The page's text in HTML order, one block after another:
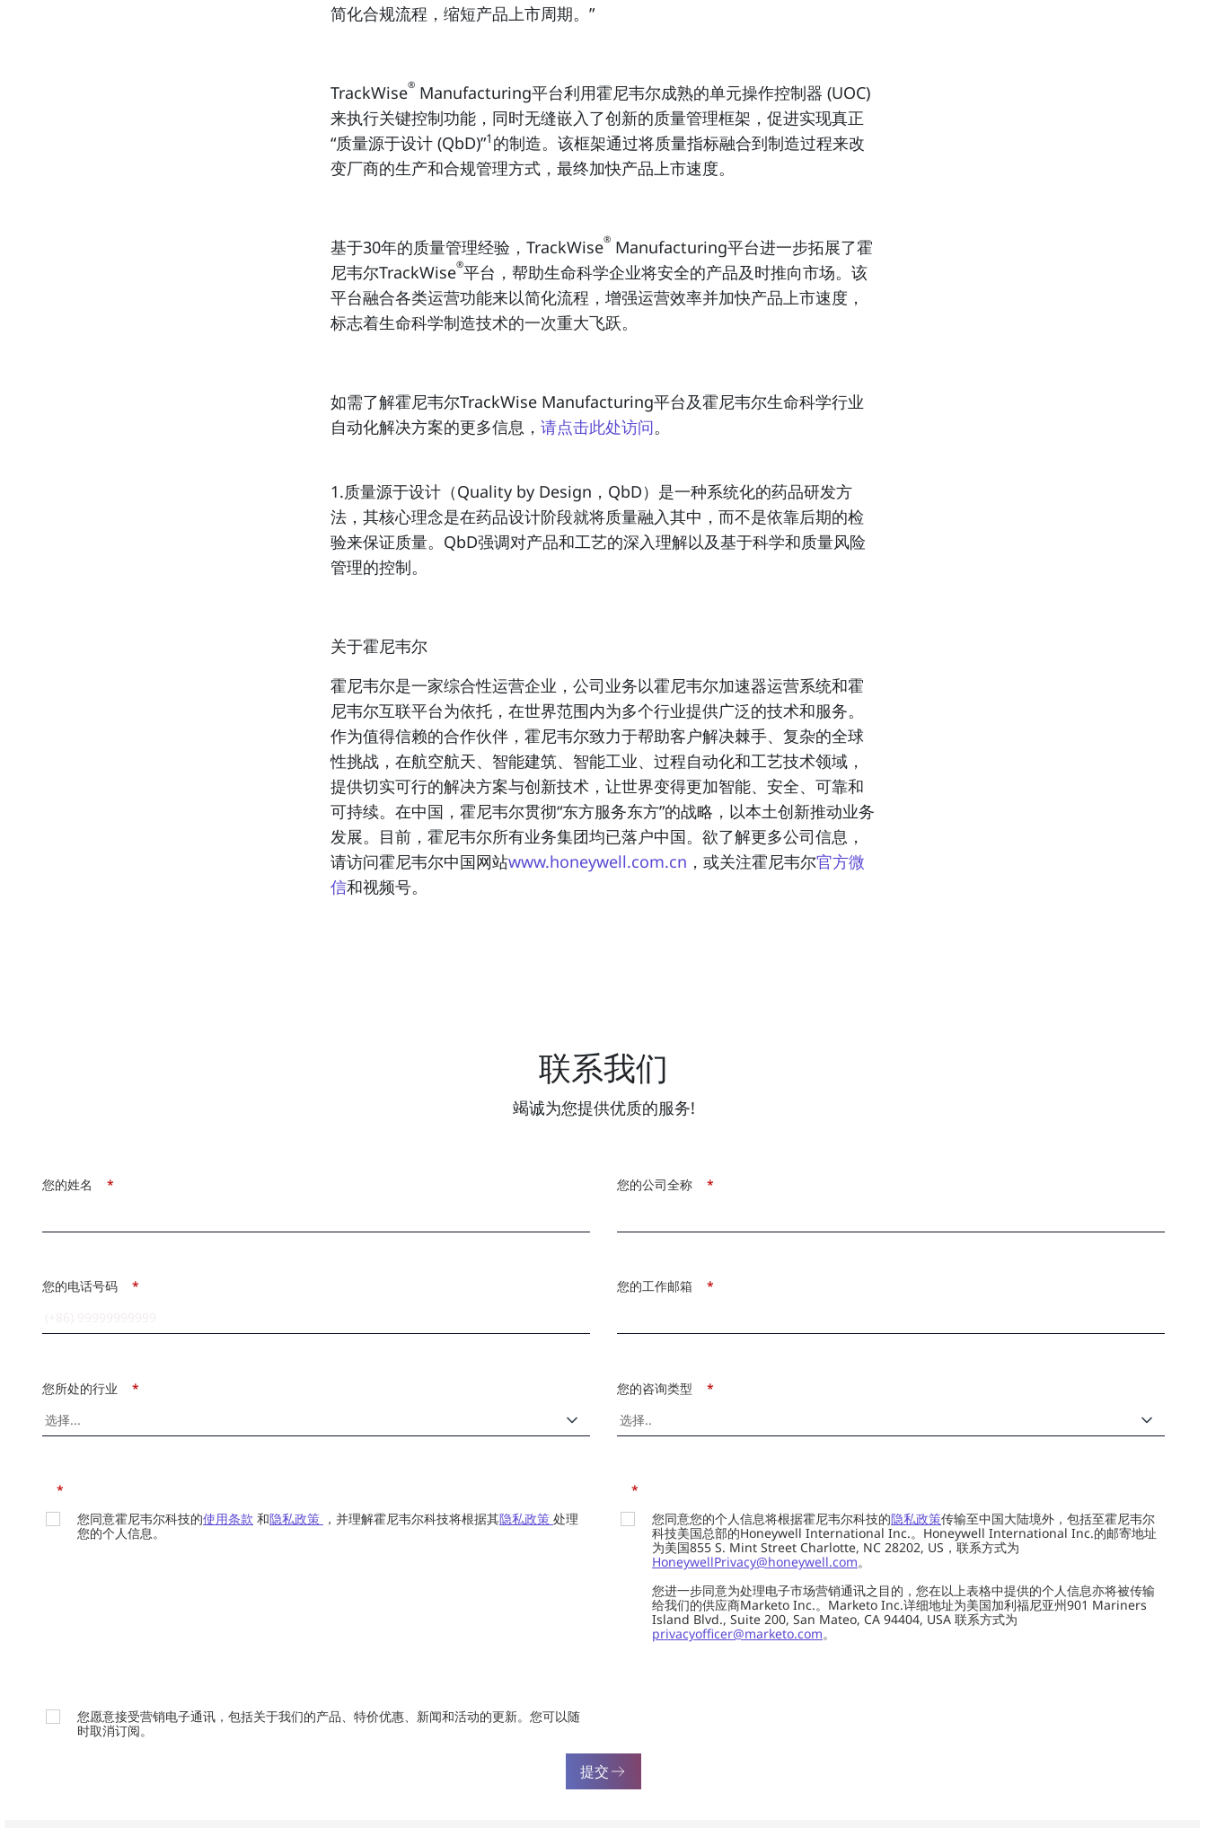
简化合规流程，缩短产品上市周期。”
TrackWise® Manufacturing平台利用霍尼韦尔成熟的单元操作控制器 (UOC)
来执行关键控制功能，同时无缝嵌入了创新的质量管理框架，促进实现真正
“质量源于设计 (QbD)”1 的制造。该框架通过将质量指标融合到制造过程来改
变厂商的生产和合规管理方式，最终加快产品上市速度。
基于30年的质量管理经验，TrackWise® Manufacturing平台进一步拓展了霍
尼韦尔TrackWise®平台，帮助生命科学企业将安全的产品及时推向市场。该
平台融合各类运营功能来以简化流程，增强运营效率并加快产品上市速度，
标志着生命科学制造技术的一次重大飞跃。
如需了解霍尼韦尔TrackWise Manufacturing平台及霍尼韦尔生命科学行业
自动化解决方案的更多信息， 请点击此处访问。
1.质量源于设计（Quality by Design，QbD）是一种系统化的药品研发方
法，其核心理念是在药品设计阶段就将质量融入其中，而不是依靠后期的检
验来保证质量。QbD强调对产品和工艺的深入理解以及基于科学和质量风险
管理的控制。
关于霍尼韦尔
霍尼韦尔是一家综合性运营企业，公司业务以霍尼韦尔加速器运营系统和霍
尼韦尔互联平台为依托，在世界范围内为多个行业提供广泛的技术和服务。
作为值得信赖的合作伙伴，霍尼韦尔致力于帮助客户解决棘手、复杂的全球
性挑战，在航空航天、智能建筑、智能工业、过程自动化和工艺技术领域，
提供切实可行的解决方案与创新技术，让世界变得更加智能、安全、可靠和
可持续。在中国，霍尼韦尔贯彻“东方服务东方”的战略，以本土创新推动业务
发展。目前，霍尼韦尔所有业务集团均已落户中国。欲了解更多公司信息，
请访问霍尼韦尔中国网站www.honeywell.com.cn ，或关注霍尼韦尔官方微
信和视频号。
联系我们
竭诚为您提供优质的服务!
*
您的姓名 *
您的公司全称
*
您的电话号码 *
您的工作邮箱
*
您所处的行业 *
您的咨询类型
*
您同意霍尼韦尔科技的使用条款 和隐私政策 ，并理解霍尼韦尔科技将根据其隐私政策 处理
您的个人信息。
*
您同意您的个人信息将根据霍尼韦尔科技的隐私政策传输至中国大陆境外，包括至霍尼韦尔
科技美国总部的Honeywell International Inc.。Honeywell International Inc.的邮寄地址
为美国855 S. Mint Street Charlotte, NC 28202, US，联系方式为
HoneywellPrivacy@honeywell.com。
您进一步同意为处理电子市场营销通讯之目的，您在以上表格中提供的个人信息亦将被传输
给我们的供应商Marketo Inc.。Marketo Inc.详细地址为美国加利福尼亚州901 Mariners
Island Blvd., Suite 200, San Mateo, CA 94404, USA 联系方式为
privacyofficer@marketo.com。
您愿意接受营销电子通讯，包括关于我们的产品、特价优惠、新闻和活动的更新。您可以随
时取消订阅。
提交